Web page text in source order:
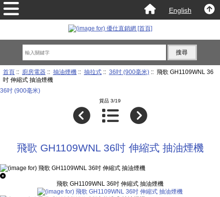
English
首頁:: 廚房電器:: 抽油煙機:: 抽拉式:: 36吋 (900毫米):: 飛歌 GH1109WNL 36
吋 伸縮式 抽油煙機
36吋 (900毫米)
貨品 3/19
飛歌 GH1109WNL 36吋 伸縮式 抽油煙機
飛歌 GH1109WNL 36吋 伸縮式 抽油煙機